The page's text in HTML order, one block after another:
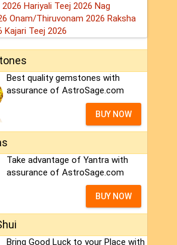
2026 Hariyali Teej 2026 Nag
Onam/Thiruvonam 2026 Raksha
Kajari Teej 2026
Best quality gemstones with
assurance of AstroSage.com
BUY NOW
Take advantage of Yantra with
assurance of AstroSage.com
BUY NOW
Bring Good Luck to your Place with